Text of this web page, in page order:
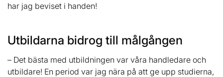
har jag beviset i handen!
Utbildarna bidrog till målgången
– Det bästa med utbildningen var våra handledare och
utbildare! En period var jag nära på att ge upp studierna,